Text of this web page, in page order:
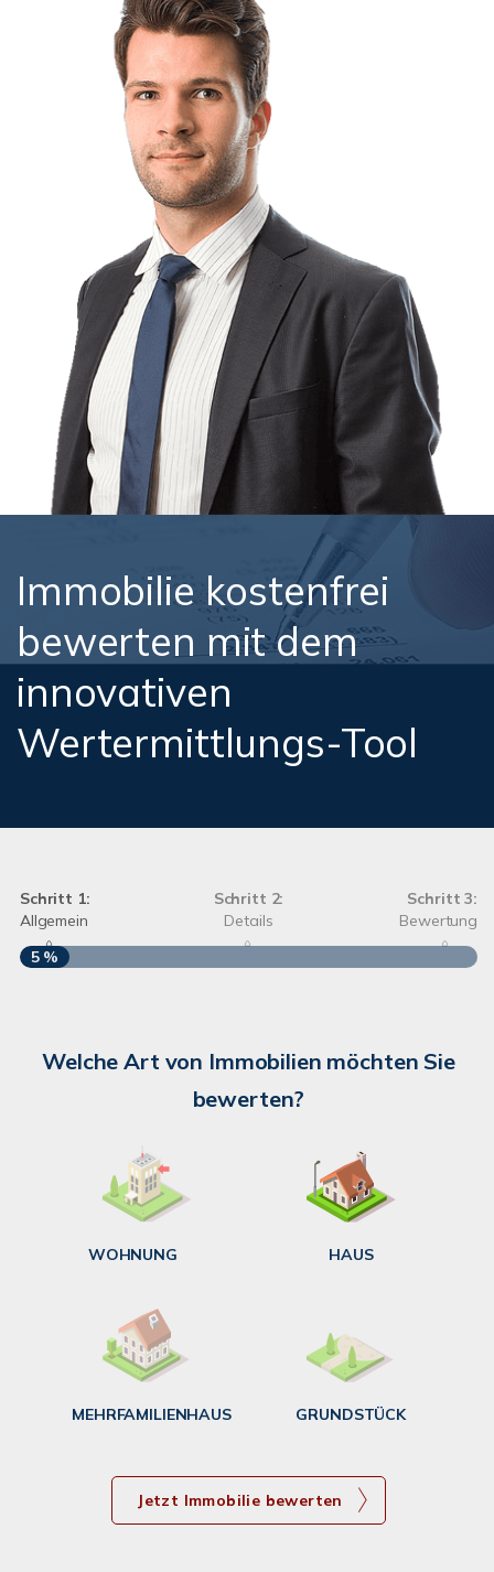
Immobilie kostenfrei
bewerten mit dem
innovativen
Wertermittlungs-Tool
Schritt 1:
Allgemein
Schritt 2:
Details
Schritt 3:
Bewertung
5 %
Welche Art von Immobilien möchten Sie
bewerten?
WOHNUNG HAUS
MEHRFAMILIENHAUS GRUNDSTÜCK
Jetzt Immobilie bewerten